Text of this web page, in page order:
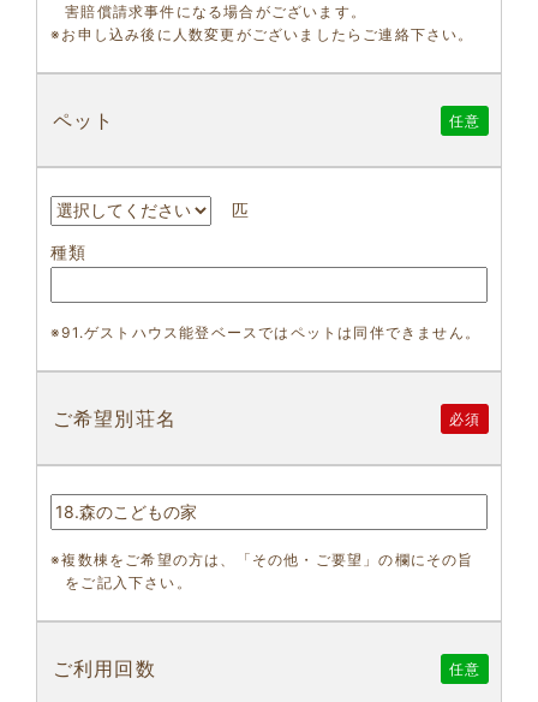
害賠償請求事件になる場合がございます。
※お申し込み後に人数変更がございましたらご連絡下さい。
ペット 任意
匹
種類
※91.ゲストハウス能登ベースではペットは同伴できません。
ご希望別荘名 必須
※複数棟をご希望の方は、「その他・ご要望」の欄にその旨
をご記入下さい。
ご利用回数 任意